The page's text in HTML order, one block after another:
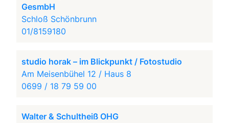
GesmbH
Schloß Schönbrunn
01/8159180
studio horak – im Blickpunkt / Fotostudio
Am Meisenbühel 12 / Haus 8
0699 / 18 79 59 00
Walter & Schultheiß OHG